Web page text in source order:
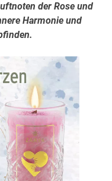
der Rose und
Harmonie und